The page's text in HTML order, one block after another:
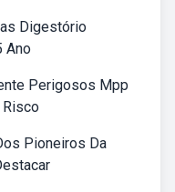
Digestório
Ano
Perigosos Mpp
Pioneiros Da